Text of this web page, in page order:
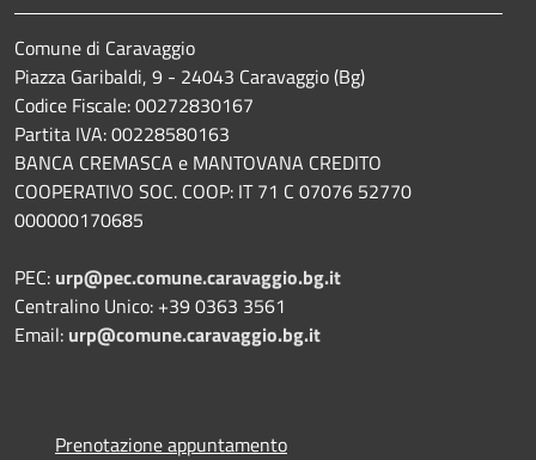
Comune di Caravaggio
Piazza Garibaldi, 9 - 24043 Caravaggio (Bg)
Codice Fiscale: 00272830167
Partita IVA: 00228580163
BANCA CREMASCA e MANTOVANA CREDITO
COOPERATIVO SOC. COOP: IT 71 C 07076 52770
000000170685
PEC: urp@pec.comune.caravaggio.bg.it
Centralino Unico: +39 0363 3561
Email: urp@comune.caravaggio.bg.it
Prenotazione appuntamento